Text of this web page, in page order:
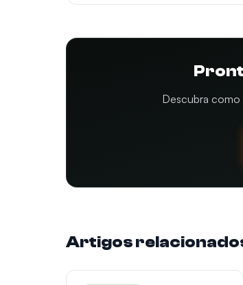
Descubra como
Artigos